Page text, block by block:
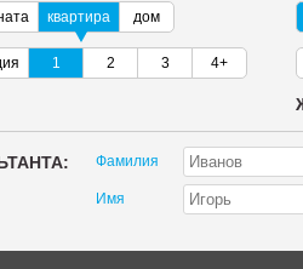
квартира дом
1 2 3 4+
Фамилия
Имя